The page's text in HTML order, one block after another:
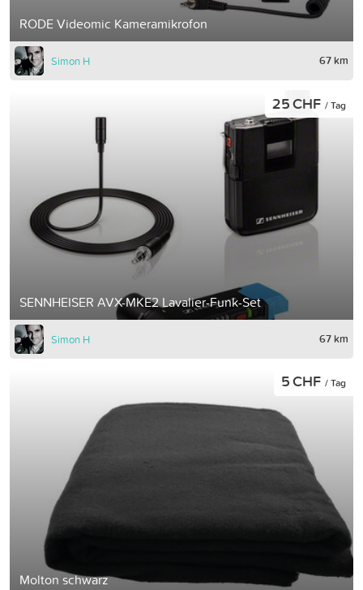
RODE Videomic Kameramikrofon
Simon H 67 km
SENNHEISER AVX-MKE2 Lavalier-Funk-Set
25 CHF / Tag
Simon H 67 km
Molton schwarz
5 CHF / Tag